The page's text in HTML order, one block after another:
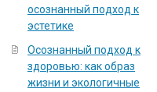
осознанный подход к
эстетике
Осознанный подход к
здоровью: как образ
жизни и экологичные